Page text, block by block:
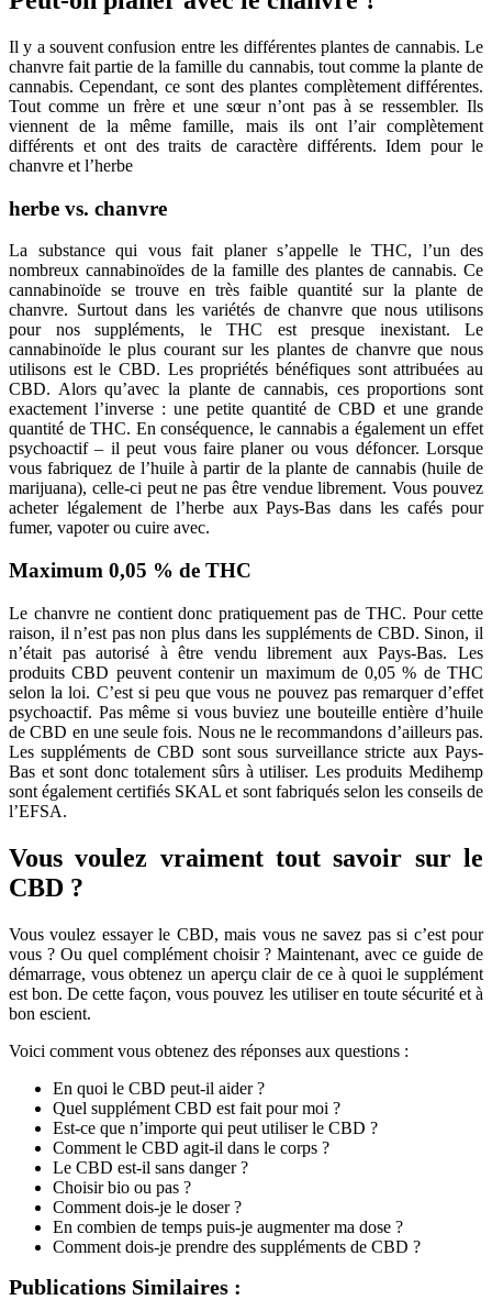
Il y a souvent confusion entre les différentes plantes de cannabis. Le
chanvre fait partie de la famille du cannabis, tout comme la plante de
cannabis. Cependant, ce sont des plantes complètement différentes.
Tout comme un frère et une sœur n’ont pas à se ressembler. Ils
viennent de la même famille, mais ils ont l’air complètement
différents et ont des traits de caractère différents. Idem pour le
chanvre et l’herbe
herbe vs. chanvre
La substance qui vous fait planer s’appelle le THC, l’un des
nombreux cannabinoïdes de la famille des plantes de cannabis. Ce
cannabinoïde se trouve en très faible quantité sur la plante de
chanvre. Surtout dans les variétés de chanvre que nous utilisons
pour nos suppléments, le THC est presque inexistant. Le
cannabinoïde le plus courant sur les plantes de chanvre que nous
utilisons est le CBD. Les propriétés bénéfiques sont attribuées au
CBD. Alors qu’avec la plante de cannabis, ces proportions sont
exactement l’inverse : une petite quantité de CBD et une grande
quantité de THC. En conséquence, le cannabis a également un effet
psychoactif – il peut vous faire planer ou vous défoncer. Lorsque
vous fabriquez de l’huile à partir de la plante de cannabis (huile de
marijuana), celle-ci peut ne pas être vendue librement. Vous pouvez
acheter légalement de l’herbe aux Pays-Bas dans les cafés pour
fumer, vapoter ou cuire avec.
Maximum 0,05 % de THC
Le chanvre ne contient donc pratiquement pas de THC. Pour cette
raison, il n’est pas non plus dans les suppléments de CBD. Sinon, il
n’était pas autorisé à être vendu librement aux Pays-Bas. Les
produits CBD peuvent contenir un maximum de 0,05 % de THC
selon la loi. C’est si peu que vous ne pouvez pas remarquer d’effet
psychoactif. Pas même si vous buviez une bouteille entière d’huile
de CBD en une seule fois. Nous ne le recommandons d’ailleurs pas.
Les suppléments de CBD sont sous surveillance stricte aux Pays-
Bas et sont donc totalement sûrs à utiliser. Les produits Medihemp
sont également certifiés SKAL et sont fabriqués selon les conseils de
l’EFSA.
Vous voulez vraiment tout savoir sur le
CBD ?
Vous voulez essayer le CBD, mais vous ne savez pas si c’est pour
vous ? Ou quel complément choisir ? Maintenant, avec ce guide de
démarrage, vous obtenez un aperçu clair de ce à quoi le supplément
est bon. De cette façon, vous pouvez les utiliser en toute sécurité et à
bon escient.
Voici comment vous obtenez des réponses aux questions :
En quoi le CBD peut-il aider ?
Quel supplément CBD est fait pour moi ?
Est-ce que n’importe qui peut utiliser le CBD ?
Comment le CBD agit-il dans le corps ?
Le CBD est-il sans danger ?
Choisir bio ou pas ?
Comment dois-je le doser ?
En combien de temps puis-je augmenter ma dose ?
Comment dois-je prendre des suppléments de CBD ?
Publications Similaires :